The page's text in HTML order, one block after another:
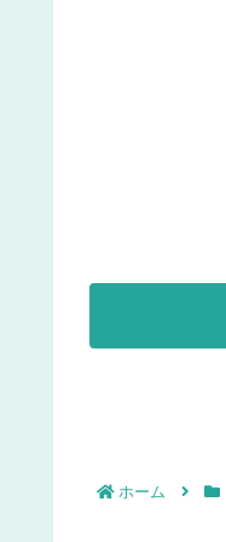
ホーム